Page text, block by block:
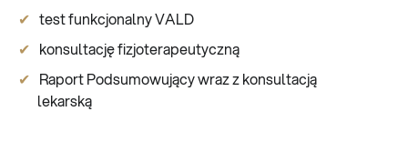
test funkcjonalny VALD
konsultację fizjoterapeutyczną
Raport Podsumowujący wraz z konsultacją
lekarską